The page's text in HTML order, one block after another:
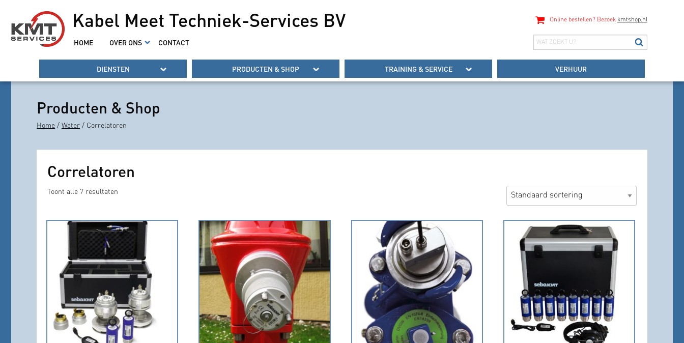
Kabel Meet Techniek-Services BV
HOME OVER ONS CONTACT
Online bestellen? Bezoek kmtshop.nl
DIENSTEN PRODUCTEN & SHOP TRAINING & SERVICE VERHUUR
Producten & Shop
Home / Water / Correlatoren
Correlatoren
Toont alle 7 resultaten